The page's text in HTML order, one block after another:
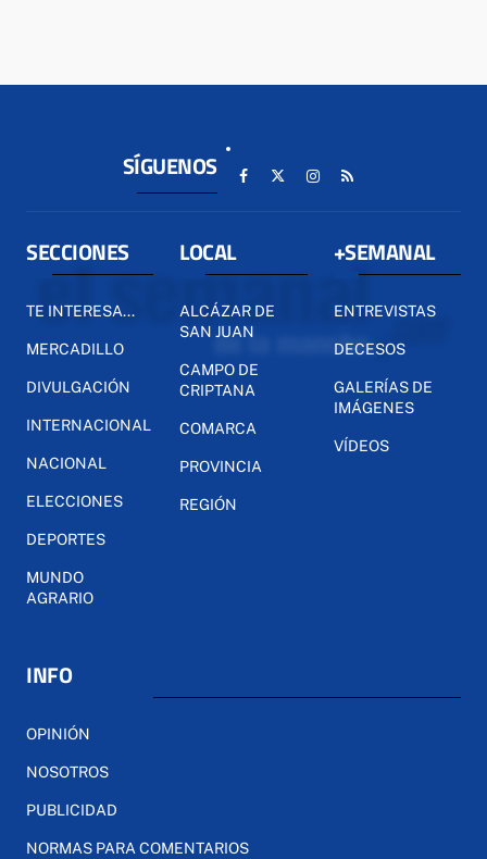
SÍGUENOS
SECCIONES
TE INTERESA...
MERCADILLO
DIVULGACIÓN
INTERNACIONAL
NACIONAL
ELECCIONES
DEPORTES
MUNDO
AGRARIO
LOCAL
ALCÁZAR DE
SAN JUAN
CAMPO DE
CRIPTANA
COMARCA
PROVINCIA
REGIÓN
+SEMANAL
ENTREVISTAS
DECESOS
GALERÍAS DE
IMÁGENES
VÍDEOS
INFO
OPINIÓN
NOSOTROS
PUBLICIDAD
NORMAS PARA COMENTARIOS